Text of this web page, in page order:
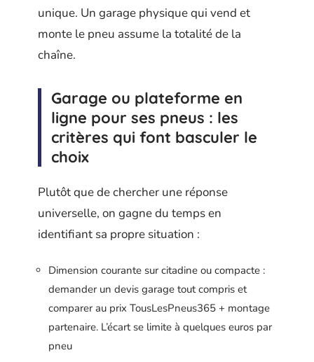
unique. Un garage physique qui vend et
monte le pneu assume la totalité de la
chaîne.
Garage ou plateforme en
ligne pour ses pneus : les
critères qui font basculer le
choix
Plutôt que de chercher une réponse
universelle, on gagne du temps en
identifiant sa propre situation :
Dimension courante sur citadine ou compacte :
demander un devis garage tout compris et
comparer au prix TousLesPneus365 + montage
partenaire. L’écart se limite à quelques euros par
pneu